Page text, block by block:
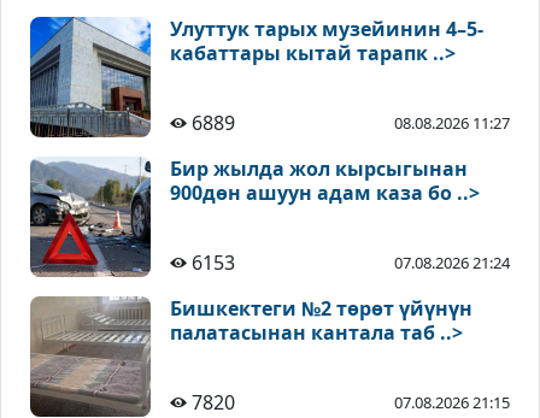
Улуттук тарых музейинин 4–5-
кабаттары кытай тарапк ..>
6889 08.08.2026 11:27
Бир жылда жол кырсыгынан
900дөн ашуун адам каза бо ..>
6153 07.08.2026 21:24
Бишкектеги №2 төрөт үйүнүн
палатасынан кантала таб ..>
7820 07.08.2026 21:15